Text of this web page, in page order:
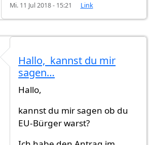
Mi. 11 Jul 2018 - 15:21 Link
Im Juli eingebürgert
Hallo, kannst du mir
sagen…
Hallo,
kannst du mir sagen ob du
EU-Bürger warst?